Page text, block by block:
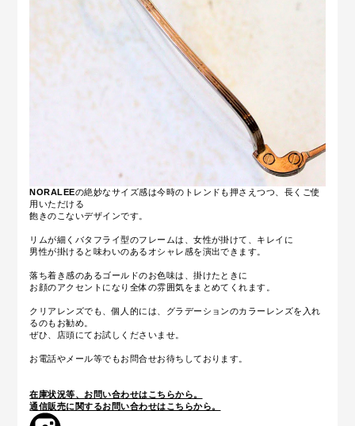
NORALEEの絶妙なサイズ感は今時のトレンドも押さえつつ、長くご使
用いただける
飽きのこないデザインです。
リムが細くバタフライ型のフレームは、女性が掛けて、キレイに
男性が掛けると味わいのあるオシャレ感を演出できます。
落ち着き感のあるゴールドのお色味は、掛けたときに
お顔のアクセントになり全体の雰囲気をまとめてくれます。
クリアレンズでも、個人的には、グラデーションのカラーレンズを入れ
るのもお勧め。
ぜひ、店頭にてお試しくださいませ。
お電話やメール等でもお問合せお待ちしております。
在庫状況等、お問い合わせはこちらから。
通信販売に関するお問い合わせはこちらから。